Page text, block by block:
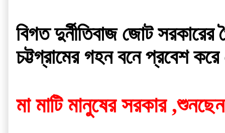
বিগত দুর্নীতিবাজ জোট
চট্টগ্রামের গহন বনে প্রবেশ
মা মাটি মানুষের সরকার